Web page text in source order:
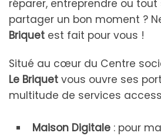
réparer, entreprendre ou
partager un bon moment ?
Briquet est fait pour vous !
Situé au cœur du Centre
Le Briquet vous ouvre ses
multitude de services
Maison Digitale : pour